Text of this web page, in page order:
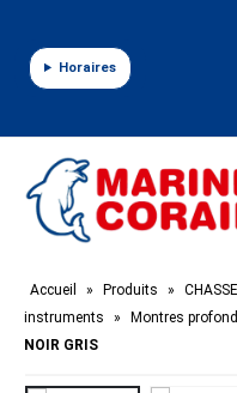
Horaires
Accueil » Produits »
instruments
» Montres
NOIR GRIS